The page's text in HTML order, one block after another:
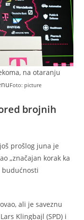
na otaranju
Foto: picture
brojnih
prošlog juna je
„značajan korak ka
budućnosti
ali je saveznu
Klingbajl (SPD) i